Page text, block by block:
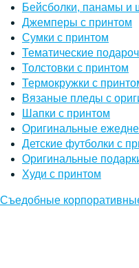
Бейсболки, панамы и
Джемперы с принтом
Сумки с принтом
Тематические
Толстовки с принтом
Термокружки с
Вязаные пледы с
Шапки с принтом
Оригинальные
Детские футболки с
Оригинальные
Худи с принтом
Съедобные